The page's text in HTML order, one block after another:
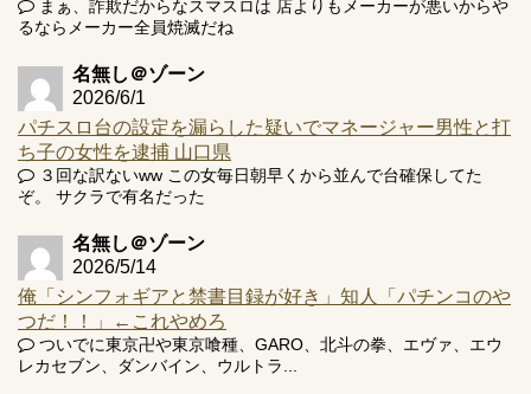
Powered by livedoor 相互RSS
まぁ、詐欺だからなスマスロは 店よりもメーカーが悪いからや
るならメーカー全員焼滅だね
名無し＠ゾーン
2026/6/1
パチスロ台の設定を漏らした疑いでマネージャー男性と打
ち子の女性を逮捕 山口県
３回な訳ないww この女毎日朝早くから並んで台確保してた
ぞ。 サクラで有名だった
名無し＠ゾーン
2026/5/14
俺「シンフォギアと禁書目録が好き」知人「パチンコのや
つだ！！」←これやめろ
ついでに東京卍や東京喰種、GARO、北斗の拳、エヴァ、エウ
レカセブン、ダンバイン、ウルトラ...